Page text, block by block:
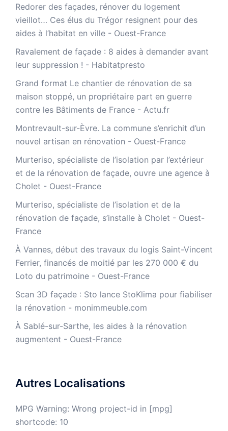
Redorer des façades, rénover du logement
vieillot… Ces élus du Trégor resignent pour des
aides à l’habitat en ville - Ouest-France
Ravalement de façade : 8 aides à demander avant
leur suppression ! - Habitatpresto
Grand format Le chantier de rénovation de sa
maison stoppé, un propriétaire part en guerre
contre les Bâtiments de France - Actu.fr
Montrevault-sur-Èvre. La commune s’enrichit d’un
nouvel artisan en rénovation - Ouest-France
Murteriso, spécialiste de l’isolation par l’extérieur
et de la rénovation de façade, ouvre une agence à
Cholet - Ouest-France
Murteriso, spécialiste de l’isolation et de la
rénovation de façade, s’installe à Cholet - Ouest-
France
À Vannes, début des travaux du logis Saint-Vincent
Ferrier, financés de moitié par les 270 000 € du
Loto du patrimoine - Ouest-France
​Scan 3D façade : Sto lance StoKlima pour fiabiliser
la rénovation - monimmeuble.com
À Sablé-sur-Sarthe, les aides à la rénovation
augmentent - Ouest-France
Autres Localisations
MPG Warning: Wrong project-id in [mpg]
shortcode: 10